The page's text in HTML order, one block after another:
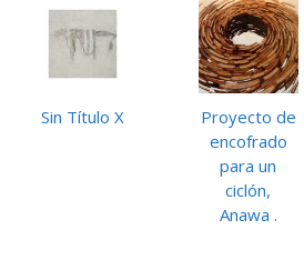
Sin Título X
Proyecto de
encofrado
para un
ciclón,
Anawa .